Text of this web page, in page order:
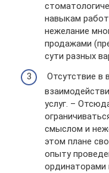
навыкам
нежелание
продажами
сути разных
Отсутствие в
услуг. –
смыслом и
этом плане
опыту